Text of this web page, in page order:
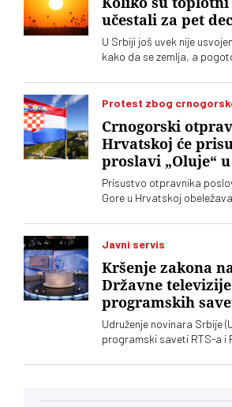
ikada više, da sarađuju.
„Vreme“ kaže da je
odricanja od izvornih
postoje ne samo na lokalu,
učestali za pet
U Srbiji još uvek nije
kako da se zemlja, a
talasima koji su posledica
Protest zbog
Crnogorski
Hrvatskoj će
proslavi „Oluje“
Prisustvo otpravnika
Gore u Hrvatskoj
Vučić je poručio da je reč
počinjenih nad srpskim
Javni servis
Kršenje zakona
Državne
programskih
Udruženje novinara Srbije
programski saveti RTS-a i
čega se postavlja pitanje
kontrole javnih medijskih